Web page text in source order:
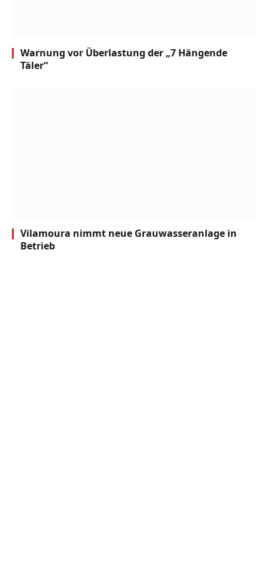
Warnung vor Überlastung der „7 Hängende
Täler“
Vilamoura nimmt neue Grauwasseranlage in
Betrieb